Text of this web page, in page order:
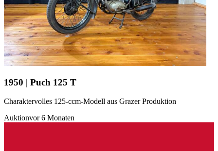
1950 | Puch 125 T
Charaktervolles 125-ccm-Modell aus Grazer Produktion
Auktionvor 6 Monaten